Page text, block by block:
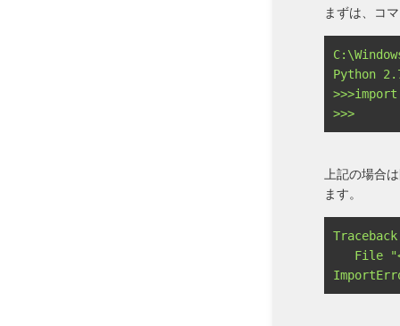
まずは、コ
Python
>>>import
上記の場合
ます。